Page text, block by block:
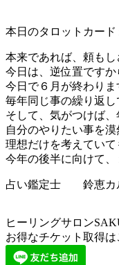
本日のタロットカード
本来であれば、頼もし
今日は、逆位置です
今日で６月が終わりま
毎年同じ事の繰り返し
そして、気がつけば
自分のやりたい事を
理想だけを考えていて
今年の後半に向けて
占い鑑定士 鈴恵カ
ヒーリングサロン
お得なチケット取得は